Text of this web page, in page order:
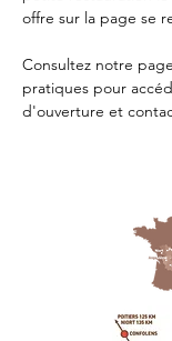
offre sur la page se
Consultez notre page
pratiques pour
d'ouverture et